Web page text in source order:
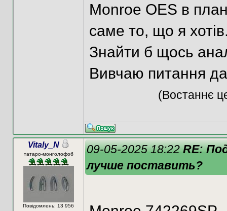
Monroe OES в
саме то, що я
Знайти б щось
Вивчаю питання
(Востаннє
Vitaly_N
татаро-монголофоб
Повідомлень: 13 956
09-05-2025 18:22RE:
лучше поставить?